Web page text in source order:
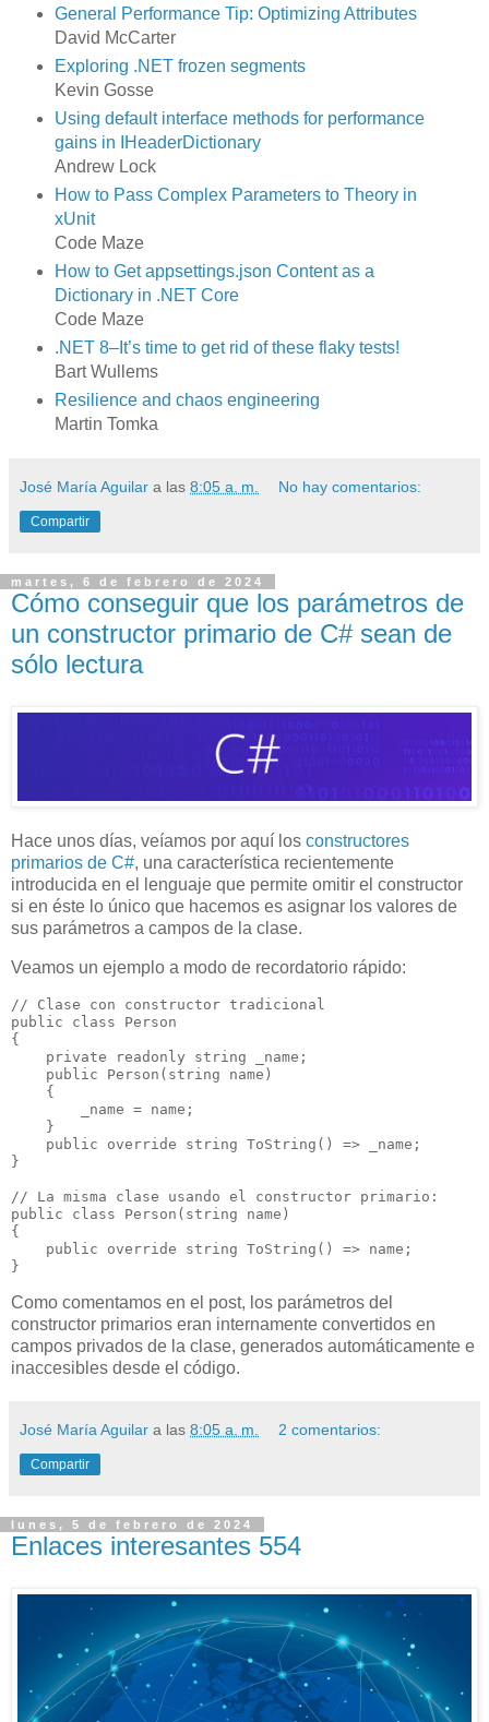
General Performance Tip: Optimizing Attributes
David McCarter
Exploring .NET frozen segments
Kevin Gosse
Using default interface methods for performance
gains in IHeaderDictionary
Andrew Lock
How to Pass Complex Parameters to Theory in
xUnit
Code Maze
How to Get appsettings.json Content as a
Dictionary in .NET Core
Code Maze
.NET 8–It’s time to get rid of these flaky tests!
Bart Wullems
Resilience and chaos engineering
Martin Tomka
José María Aguilar a las 8:05 a. m. No hay comentarios:
Compartir
martes, 6 de febrero de 2024
Cómo conseguir que los parámetros de
un constructor primario de C# sean de
sólo lectura
Hace unos días, veíamos por aquí los constructores
primarios de C#, una característica recientemente
introducida en el lenguaje que permite omitir el constructor
si en éste lo único que hacemos es asignar los valores de
sus parámetros a campos de la clase.
Veamos un ejemplo a modo de recordatorio rápido:
// Clase con constructor tradicional
public class Person
{
    private readonly string _name;
    public Person(string name)
    {
        _name = name;
    }
    public override string ToString() => _name;
}
// La misma clase usando el constructor primario:
public class Person(string name)
{
    public override string ToString() => name;
Como comentamos en el post, los parámetros del
constructor primarios eran internamente convertidos en
campos privados de la clase, generados automáticamente e
inaccesibles desde el código.
José María Aguilar a las 8:05 a. m. 2 comentarios:
Compartir
lunes, 5 de febrero de 2024
Enlaces interesantes 554